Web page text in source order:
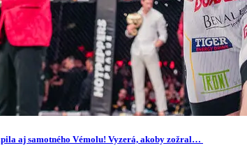
aj samotného Vémolu! Vyzerá, akoby zožral…